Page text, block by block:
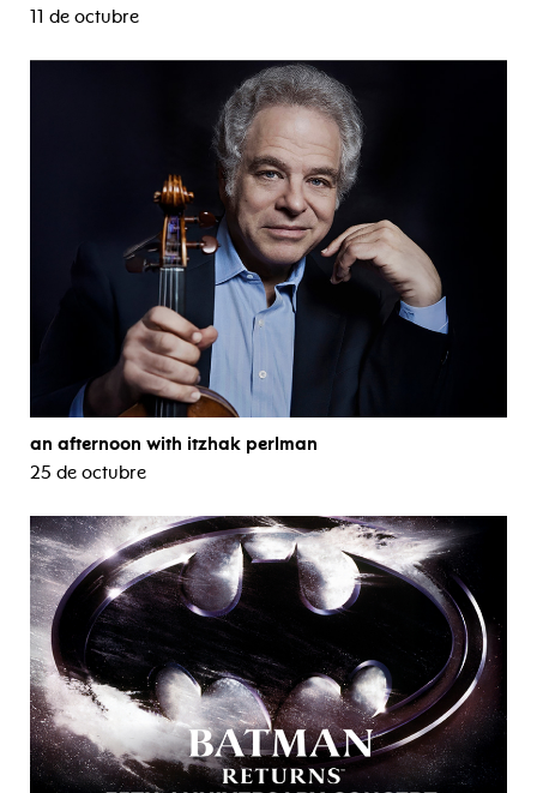
11 de octubre
an afternoon with itzhak perlman
25 de octubre